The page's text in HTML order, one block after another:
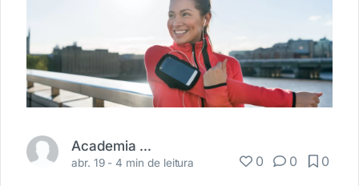
Academia Médica
abr. 19 -4 min de leitura 0 0 0